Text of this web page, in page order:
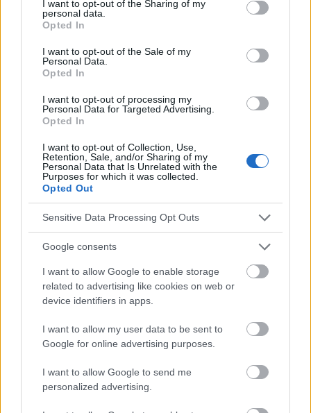
not limited to your visit or usage behaviour. You may click to
grant or deny consent to Google and its third-party tags to
use your data for below specified purposes in below Google
consent section.
I want to opt-out of the Sharing of my
personal data.
Opted In
I want to opt-out of the Sale of my
Personal Data.
Opted In
I want to opt-out of processing my
Personal Data for Targeted Advertising.
Opted In
I want to opt-out of Collection, Use,
Retention, Sale, and/or Sharing of my
Personal Data that Is Unrelated with the
Purposes for which it was collected.
Opted Out
Sensitive Data Processing Opt Outs
Google consents
I want to allow Google to enable storage
related to advertising like cookies on web or
device identifiers in apps.
I want to allow my user data to be sent to
Google for online advertising purposes.
I want to allow Google to send me
personalized advertising.
Quellen
utm_source=chatgpt.com
https://pmc.ncbi.nlm.nih.gov/articles/PMC8030549/
sheets/detail/hypertension?utm_source=chatgpt.com
Die Inhalte und Materialien auf dieser Website dienen nur zu
Bildungs- und Informationszwecken. Der Herausgeber und die
Redaktion der Website sind nicht für die Ergebnisse ihrer
Anwendung verantwortlich. Bevor Sie Ratschläge oder Tipps auf
zu konsultieren.